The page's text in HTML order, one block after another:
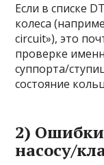
Если в списке
колеса
circuit»), это
проверке
суппорта/
состояние
2) Ошибки
насосу/